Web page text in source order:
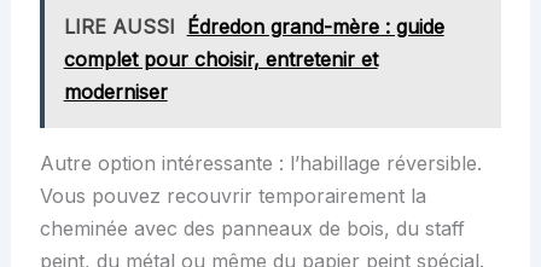
LIRE AUSSI Édredon grand-mère : guide
complet pour choisir, entretenir et
moderniser
Autre option intéressante : l’habillage réversible.
Vous pouvez recouvrir temporairement la
cheminée avec des panneaux de bois, du staff
peint, du métal ou même du papier peint spécial.